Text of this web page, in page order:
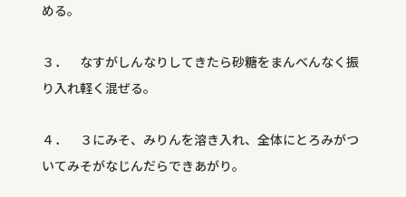
める。
３． なすがしんなりしてきたら砂糖をまんべんなく振
り入れ軽く混ぜる。
４． ３にみそ、みりんを溶き入れ、全体にとろみがつ
いてみそがなじんだらできあがり。